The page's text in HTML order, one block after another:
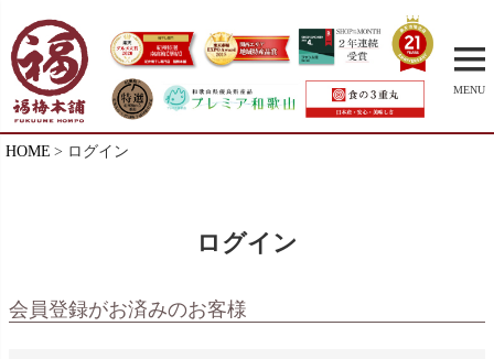
MENU
HOME ログイン
ログイン
会員登録がお済みのお客様